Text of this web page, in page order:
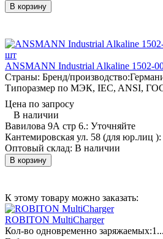
В корзину
ANSMANN Industrial Alkaline 1502-
Страны: Бренд/производство:
Типоразмер по МЭК, IEC, ANSI,
Цена по запросу
В наличии
Вавилова 9А стр 6.: Уточняйте
Кантемировская ул. 58 (для юр.лиц ):
Оптовый склад: В наличии
В корзину
К этому товару можно заказать:
ROBITON MultiCharger
Кол-во одновременно заряжаемых: